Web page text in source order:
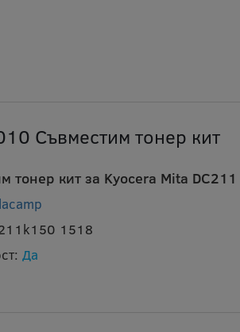
Съвместим тонер кит
тонер кит за Kyocera Mita DC211
1518
Да